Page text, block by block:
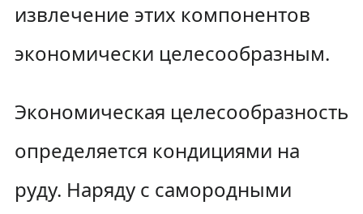
извлечение этих компонентов
экономически целесообразным.
Экономическая целесообразность
определяется кондициями на
руду. Наряду с самородными